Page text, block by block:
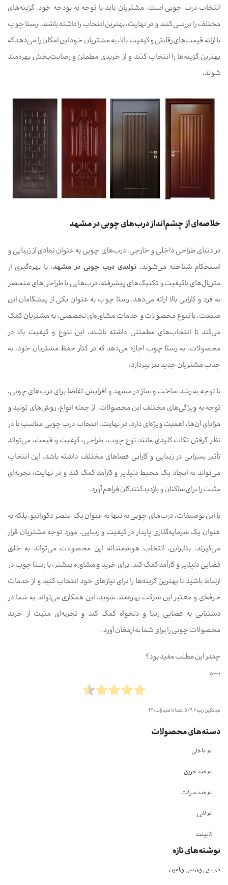
دسته‌های محصولات
در داخلی
در ضد حریق
در ضد سرقت
در لابی
کابینت
نوشته‌های تازه
درب پی وی سی ورامین
انتخاب درب چوبی است. مشتریان باید با توجه به بودجه خود، گزینه‌های
مختلف را بررسی کنند و در نهایت، بهترین انتخاب را داشته باشند. رستا چوب
با ارائه قیمت‌های رقابتی و کیفیت بالا، به مشتریان خود این امکان را می‌دهد که
بهترین گزینه‌ها را انتخاب کنند و از خریدی مطمئن و رضایت‌بخش بهره‌مند
شوند.
خلاصه‌ای از چشم‌انداز درب‌های چوبی در مشهد
در دنیای طراحی داخلی و خارجی، درب‌های چوبی به عنوان نمادی از زیبایی و
استحکام شناخته می‌شوند. تولیدی درب چوبی در مشهد، با بهره‌گیری از
متریال‌های باکیفیت و تکنیک‌های پیشرفته، درب‌هایی با طراحی‌های منحصر
به فرد و کارایی بالا ارائه می‌دهد. رستا چوب به عنوان یکی از پیشگامان این
صنعت، با تنوع محصولات و خدمات مشاوره‌ای تخصصی، به مشتریان کمک
می‌کند تا انتخاب‌های مطمئنی داشته باشند. این تنوع و کیفیت بالا در
محصولات، به رستا چوب اجازه می‌دهد که در کنار حفظ مشتریان خود، به
جذب مشتریان جدید نیز بپردازد.
با توجه به رشد ساخت و ساز در مشهد و افزایش تقاضا برای درب‌های چوبی،
توجه به ویژگی‌های مختلف این محصولات، از جمله انواع، روش‌های تولید و
مزایای آن‌ها، اهمیت ویژه‌ای دارد. در نهایت، انتخاب درب چوبی مناسب با در
نظر گرفتن نکات کلیدی مانند نوع چوب، طراحی، کیفیت و قیمت، می‌تواند
تأثیر بسزایی در زیبایی و کارایی فضاهای مختلف داشته باشد. این انتخاب
می‌تواند به ایجاد یک محیط دلپذیر و کارآمد کمک کند و در نهایت، تجربه‌ای
مثبت را برای ساکنان و بازدیدکنندگان فراهم آورد.
با این توصیفات، درب‌های چوبی نه تنها به عنوان یک عنصر دکوراتیو، بلکه به
عنوان یک سرمایه‌گذاری پایدار در کیفیت و زیبایی، مورد توجه مشتریان قرار
می‌گیرند. بنابراین، انتخاب هوشمندانه این محصولات می‌تواند به خلق
فضایی دلپذیر و کارآمد کمک کند. برای خرید و مشاوره بیشتر، با رستا چوب در
ارتباط باشید تا بهترین گزینه‌ها را برای نیازهای خود انتخاب کنید و از خدمات
حرفه‌ای و معتبر این شرکت بهره‌مند شوید. این همکاری می‌تواند به شما در
دستیابی به فضایی زیبا و دلخواه کمک کند و تجربه‌ای مثبت از خرید
محصولات چوبی را برای شما به ارمغان آورد.
چقدر این مطلب مفید بود؟
1 --- 5
میانگین رتبه4.7/ 5. تعداد امتیازات 421